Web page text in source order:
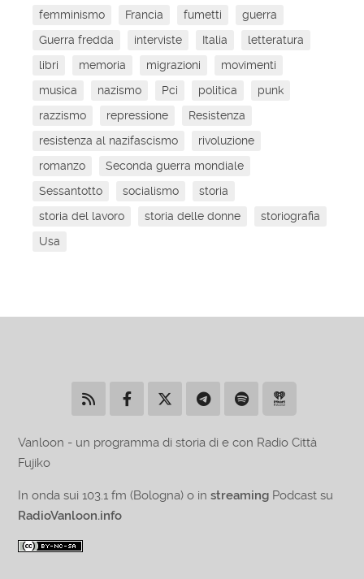
femminismo
Francia fumetti
guerra
Guerra fredda
interviste Italia
letteratura
libri
memoria migrazioni
movimenti
musica
nazismo Pci politica
punk
razzismo
repressione
Resistenza
resistenza al nazifascismo
rivoluzione
romanzo
Seconda guerra mondiale
Sessantotto
socialismo
storia
storia del lavoro
storia delle donne
storiografia
Usa
Vanloon - un programma di storia di e con Radio Città
Fujiko
In onda sui 103.1 fm (Bologna) o instreaming Podcast su
RadioVanloon.info